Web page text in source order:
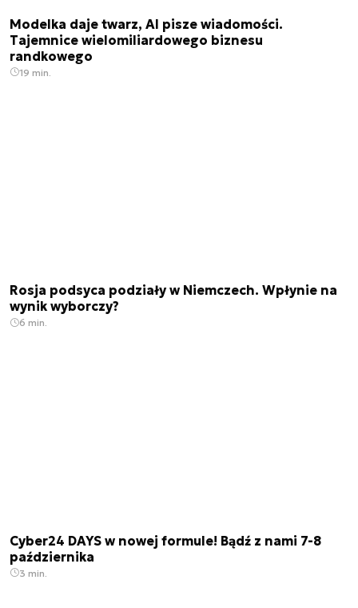
Modelka daje twarz, AI pisze wiadomości.
Tajemnice wielomiliardowego biznesu
randkowego
19 min.
Rosja podsyca podziały w Niemczech. Wpłynie na
wynik wyborczy?
6 min.
Cyber24 DAYS w nowej formule! Bądź z nami 7-8
października
3 min.